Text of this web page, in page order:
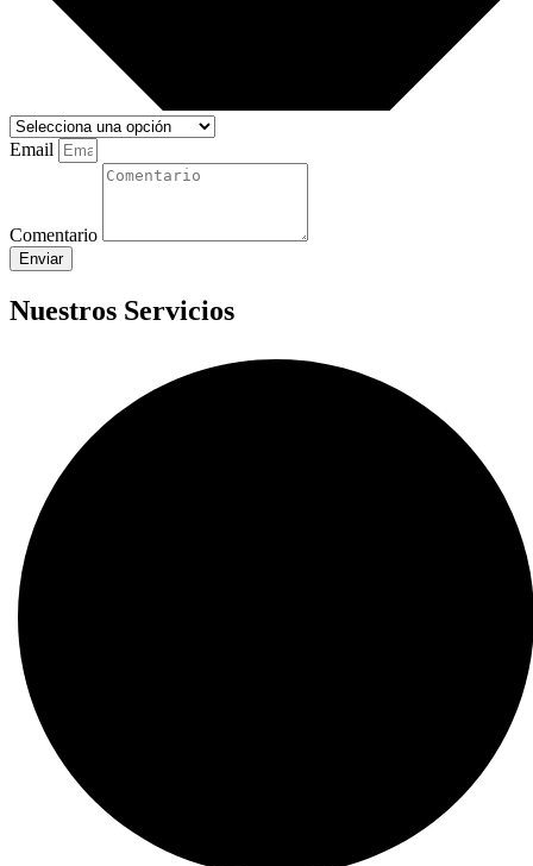
Email
Comentario
Enviar
Nuestros Servicios